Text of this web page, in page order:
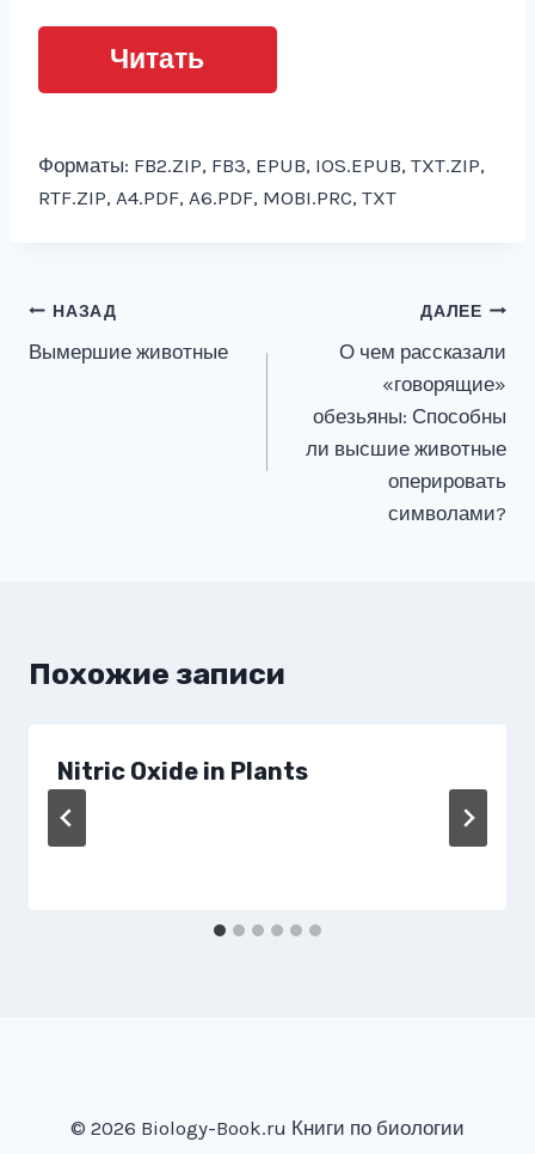
Читать
Форматы: FB2.ZIP, FB3, EPUB, IOS.EPUB, TXT.ZIP,
RTF.ZIP, A4.PDF, A6.PDF, MOBI.PRC, TXT
Навигация
по
НАЗАД
Вымершие животные
ДАЛЕЕ
О чем рассказали
«говорящие»
обезьяны: Способны
ли высшие животные
оперировать
символами?
Похожие записи
Nitric Oxide in Plants
© 2026 Biology-Book.ru Книги по биологии